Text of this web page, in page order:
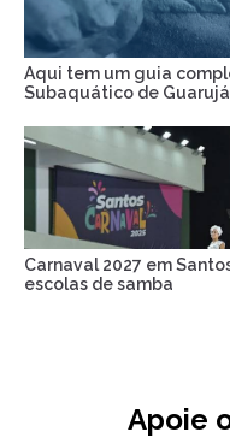
Aqui tem um guia
Subaquático de Guarujá
Carnaval 2027 em
escolas de samba
Apoie